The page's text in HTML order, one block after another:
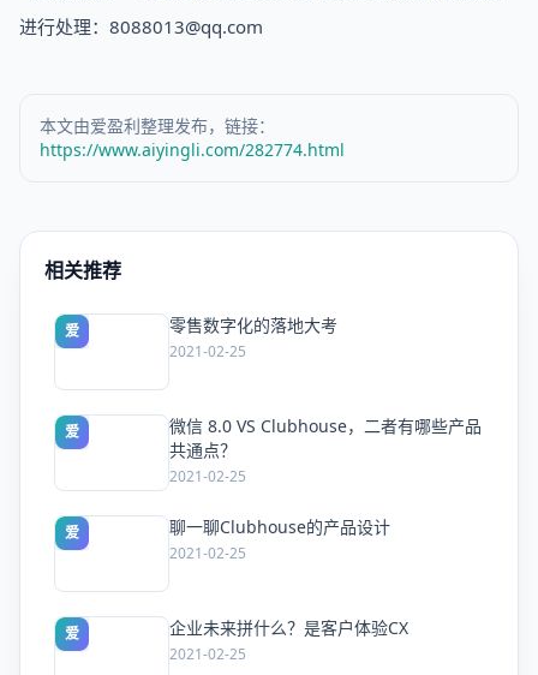
进行处理：8088013@qq.com
本文由爱盈利整理发布，链接：
https://www.aiyingli.com/282774.html
相关推荐
爱 零售数字化的落地大考
2021-02-25
爱
微信 8.0 VS Clubhouse，二者有哪些产品
共通点？
2021-02-25
爱 聊一聊Clubhouse的产品设计
2021-02-25
爱 企业未来拼什么？是客户体验CX
2021-02-25